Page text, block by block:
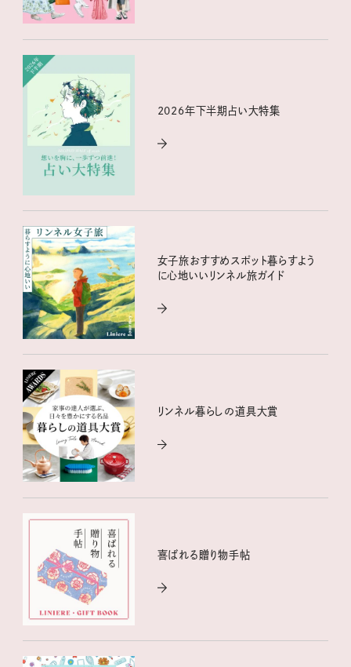
2026年下半期占い大特集
女子旅おすすめスポット暮らすよう
に心地いいリンネル旅ガイド
リンネル暮らしの道具大賞
喜ばれる贈り物手帖